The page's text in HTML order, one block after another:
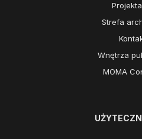
Strefa
Wnętrza
MOMA